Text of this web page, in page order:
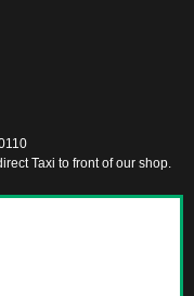
Taxi to front of our shop.